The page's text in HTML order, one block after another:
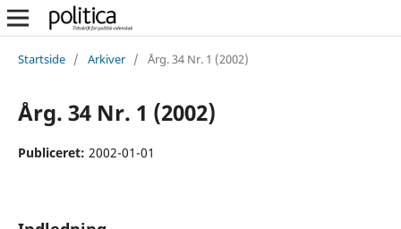
Startside / Arkiver / Årg. 34 Nr. 1 (2002)
Årg. 34 Nr. 1 (2002)
Publiceret: 2002-01-01